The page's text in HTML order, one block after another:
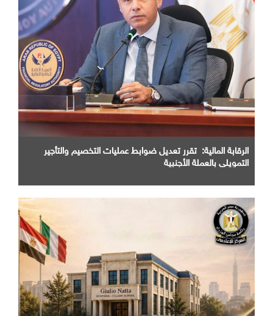
الرقابة المالية: تقرر تعديل ضوابط عمليات التخصيم والتأجير
التمويلي بالعملة الأجنبية